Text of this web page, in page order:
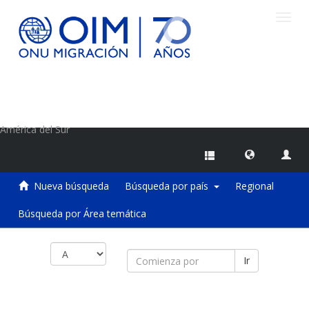
América del Sur
Nueva búsqueda Búsqueda por país Regional
Búsqueda por Área temática
Ir